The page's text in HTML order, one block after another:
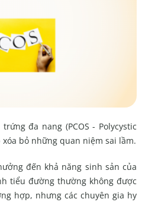
đa nang (PCOS - Polycystic
bỏ những quan niệm sai lầm.
đến khả năng sinh sản của
tiểu đường thường không được
hợp, nhưng các chuyên gia hy